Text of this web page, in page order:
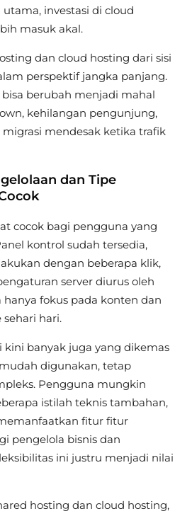
investasi di cloud
masuk akal.
dan cloud hosting dari sisi
perspektif jangka panjang.
berubah menjadi mahal
kehilangan pengunjung,
mendesak ketika trafik
dan Tipe
cocok bagi pengguna yang
kontrol sudah tersedia,
dengan beberapa klik,
server diurus oleh
fokus pada konten dan
hari.
kini banyak juga yang dikemas
digunakan, tetap
Pengguna mungkin
istilah teknis tambahan,
fitur fitur
pengelola bisnis dan
ini justru menjadi nilai
hosting dan cloud hosting,